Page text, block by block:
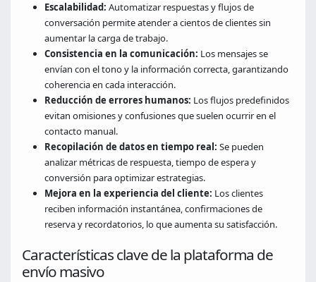
Escalabilidad: Automatizar respuestas y flujos de
conversación permite atender a cientos de clientes sin
aumentar la carga de trabajo.
Consistencia en la comunicación: Los mensajes se
envían con el tono y la información correcta, garantizando
coherencia en cada interacción.
Reducción de errores humanos: Los flujos predefinidos
evitan omisiones y confusiones que suelen ocurrir en el
contacto manual.
Recopilación de datos en tiempo real: Se pueden
analizar métricas de respuesta, tiempo de espera y
conversión para optimizar estrategias.
Mejora en la experiencia del cliente: Los clientes
reciben información instantánea, confirmaciones de
reserva y recordatorios, lo que aumenta su satisfacción.
Características clave de la plataforma de
envío masivo